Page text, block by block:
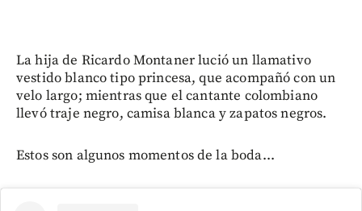
La hija de Ricardo Montaner lució un llamativo
vestido blanco tipo princesa, que acompañó con un
velo largo; mientras que el cantante colombiano
llevó traje negro, camisa blanca y zapatos negros.
Estos son algunos momentos de la boda...